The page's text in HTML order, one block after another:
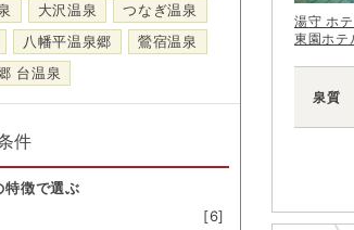
大沢温泉
つなぎ温泉
八幡平温泉郷
鶯宿温泉
台温泉
件
特徴で選ぶ
[6]
湯守 ホ
東園ホテ
泉質